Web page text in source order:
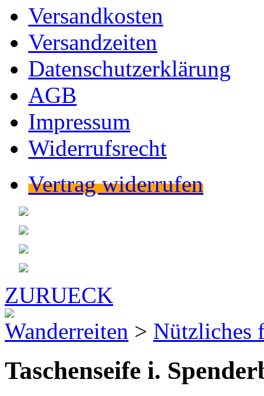
Versandkosten
Versandzeiten
Datenschutzerklärung
AGB
Impressum
Widerrufsrecht
Vertrag widerrufen
ZURUECK
Wanderreiten > Nützliches
Taschenseife i.